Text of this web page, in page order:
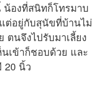
น้องที่สนิทก็โทรมาบ
ต่อยู่กับสุนัขที่บ้านไม่
ตนจึงไปรับมาเลี้ยง
เข้าก็ชอบด้วย และ
20 นิ้ว